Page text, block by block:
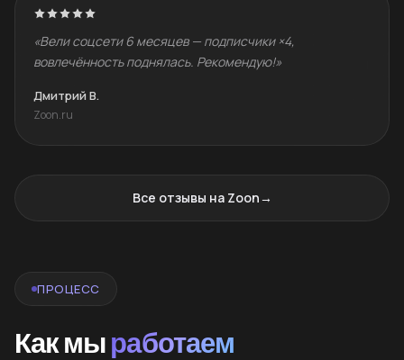
«Вели соцсети 6 месяцев — подписчики ×4,
вовлечённость поднялась. Рекомендую!»
Дмитрий В.
Zoon.ru
Все отзывы на Zoon→
ПРОЦЕСС
Как мыработаем